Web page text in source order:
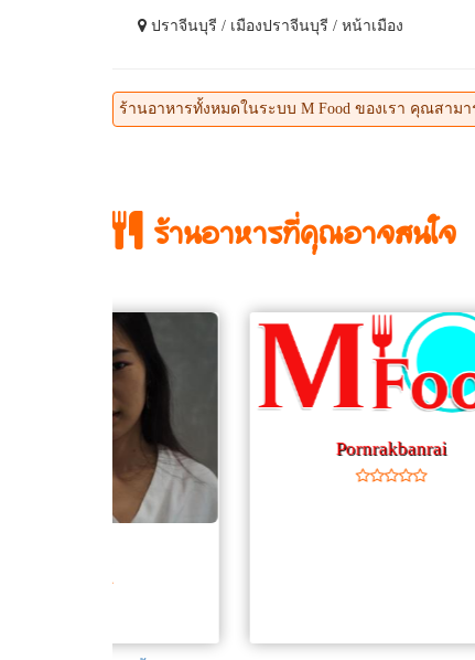
ปราจีนบุรี / เมืองปราจีนบุรี / หน้าเมือง
ร้านอาหารทั้งหมดในระบบ M Food ของเรา คุณสา
ร้านอาหารที่คุณอาจสนใจ